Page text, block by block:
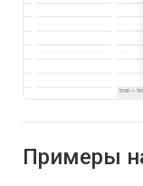
Примеры